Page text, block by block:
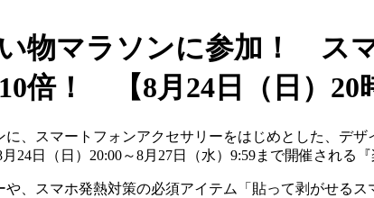
物マラソンに参加！ ス
倍！ 【8月24日（日）20
に、スマートフォンアクセサリーをはじめとした、デ
24日（日）20:00～8月27日（水）9:59まで開催される
、スマホ発熱対策の必須アイテム「貼って剥がせる